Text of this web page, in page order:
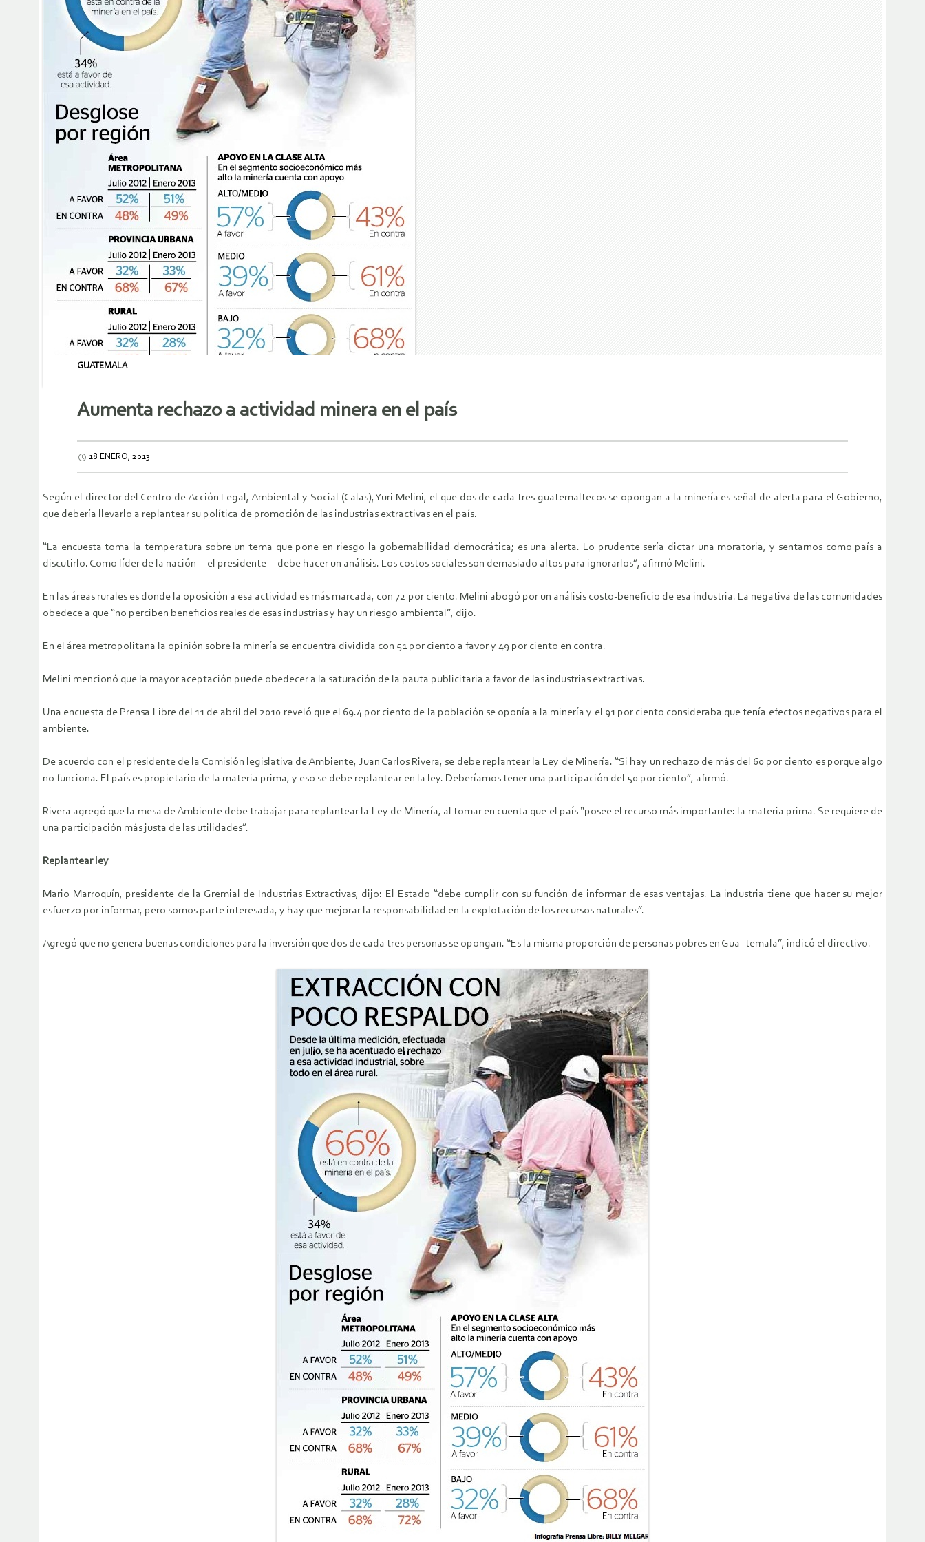
GUATEMALA
Aumenta rechazo a actividad minera en el país
18 ENERO, 2013
Según el director del Centro de Acción Legal, Ambiental y Social (Calas), Yuri Melini, el que dos de cada tres guatemaltecos se opongan a la minería es señal de alerta para el Gobierno,
que debería llevarlo a replantear su política de promoción de las industrias extractivas en el país.
“La encuesta toma la temperatura sobre un tema que pone en riesgo la gobernabilidad democrática; es una alerta. Lo prudente sería dictar una moratoria, y sentarnos como país a
discutirlo. Como líder de la nación —el presidente— debe hacer un análisis. Los costos sociales son demasiado altos para ignorarlos”, afirmó Melini.
En las áreas rurales es donde la oposición a esa actividad es más marcada, con 72 por ciento. Melini abogó por un análisis costo-beneficio de esa industria. La negativa de las comunidades
obedece a que “no perciben beneficios reales de esas industrias y hay un riesgo ambiental”, dijo.
En el área metropolitana la opinión sobre la minería se encuentra dividida con 51 por ciento a favor y 49 por ciento en contra.
Melini mencionó que la mayor aceptación puede obedecer a la saturación de la pauta publicitaria a favor de las industrias extractivas.
Una encuesta de Prensa Libre del 11 de abril del 2010 reveló que el 69.4 por ciento de la población se oponía a la minería y el 91 por ciento consideraba que tenía efectos negativos para el
ambiente.
De acuerdo con el presidente de la Comisión legislativa de Ambiente, Juan Carlos Rivera, se debe replantear la Ley de Minería. “Si hay un rechazo de más del 60 por ciento es porque algo
no funciona. El país es propietario de la materia prima, y eso se debe replantear en la ley. Deberíamos tener una participación del 50 por ciento”, afirmó.
Rivera agregó que la mesa de Ambiente debe trabajar para replantear la Ley de Minería, al tomar en cuenta que el país “posee el recurso más importante: la materia prima. Se requiere de
una participación más justa de las utilidades”.
Replantear ley
Mario Marroquín, presidente de la Gremial de Industrias Extractivas, dijo: El Estado “debe cumplir con su función de informar de esas ventajas. La industria tiene que hacer su mejor
esfuerzo por informar, pero somos parte interesada, y hay que mejorar la responsabilidad en la explotación de los recursos naturales”.
Agregó que no genera buenas condiciones para la inversión que dos de cada tres personas se opongan. “Es la misma proporción de personas pobres en Gua- temala”, indicó el directivo.